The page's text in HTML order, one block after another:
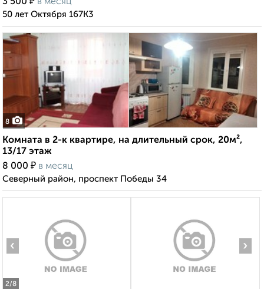
3 500
в месяц
50 лет Октября 167К3
8
Комната в 2-к квартире, на длительный срок, 20м²,
13/17 этаж
8 000 ₽ в месяц
Северный район, проспект Победы 34
2/8
‹ ›